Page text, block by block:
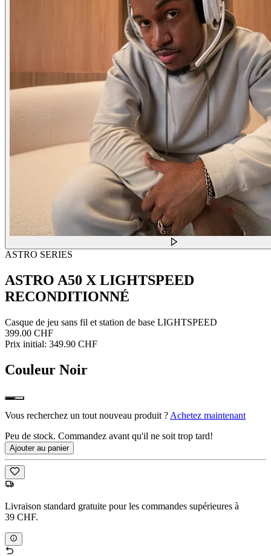
ASTRO SERIES
ASTRO A50 X LIGHTSPEED
RECONDITIONNÉ
Casque de jeu sans fil et station de base LIGHTSPEED
399.00 CHF
Prix initial: 349.90 CHF
Couleur Noir
Vous recherchez un tout nouveau produit ?Achetez maintenant
Peu de stock. Commandez avant qu'il ne soit trop tard!
Ajouter au panier
Livraison standard gratuite pour les commandes supérieures à
39 CHF.